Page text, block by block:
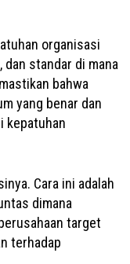
organisasi
standar di mana
bahwa
yang benar dan
kepatuhan
Cara ini adalah
dimana
target
terhadap